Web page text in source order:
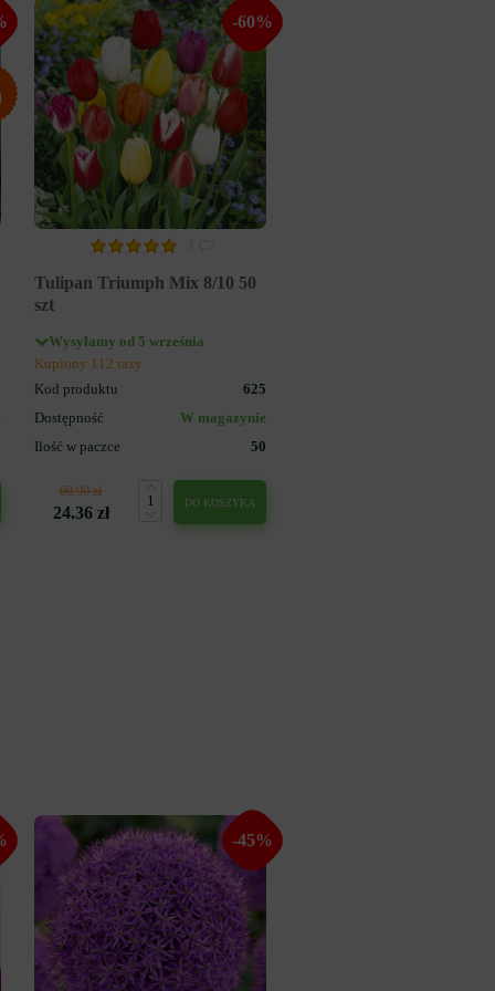
-60%
Tulipan Triumph Mix 8/10 50
szt
Wysyłamy od 5 września
Kupiony 112 razy
Kod produktu
625
Dostępność
W magazynie
Ilość w paczce
50
60.90 zł
24.36 zł
DO KOSZYKA
-45%